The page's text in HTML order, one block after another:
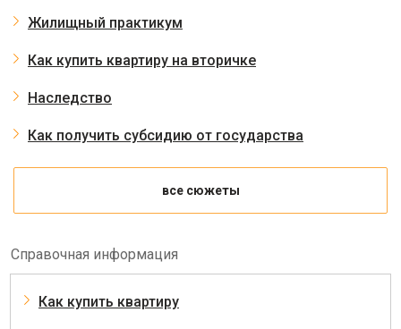
Жилищный практикум
Как купить квартиру на вторичке
Наследство
Как получить субсидию от государства
все сюжеты
Справочная информация
Как купить квартиру